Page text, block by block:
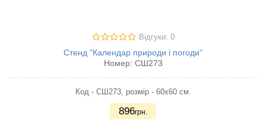
Відгуки: 0
Стенд "Календар природи і погоди"
Номер: СШ273
Код - СШ273, розмір - 60х60 см.
896грн.